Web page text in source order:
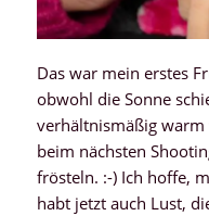
Das war mein erstes
obwohl die Sonne
verhältnismäßig
beim nächsten
frösteln. :-) Ich hoffe,
habt jetzt auch Lust,